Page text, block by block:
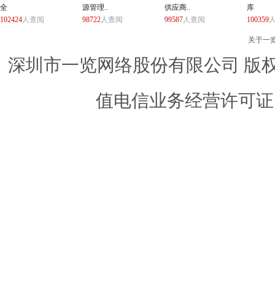
全
102424人查阅
源管理..
98722人查阅
供应商..
99587人查阅
库
100359
关于一
深圳市一览网络股份有限公司 版
值电信业务经营许可